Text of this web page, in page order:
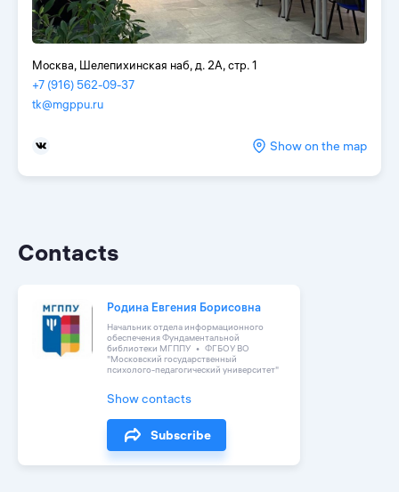
Москва, Шелепихинская наб, д. 2А, стр. 1
+7 (916) 562-09-37
tk@mgppu.ru
Show on the map
Contacts
Родина Евгения Борисовна
Начальник отдела информационного
обеспечения Фундаментальной
библиотеки МГППУ
ФГБОУ ВО
"Московский государственный
психолого-педагогический университет"
Show contacts
Subscribe